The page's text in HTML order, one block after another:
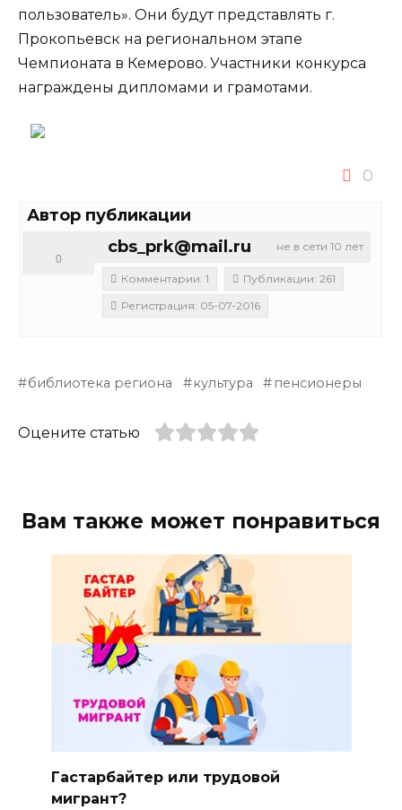
пользователь». Они будут представлять г.
Прокопьевск на региональном этапе
Чемпионата в Кемерово. Участники конкурса
награждены дипломами и грамотами.
0
Автор публикации
не в сети 10 лет
cbs_prk@mail.ru
0
Комментарии: 1
Публикации: 261
Регистрация: 05-07-2016
библиотека региона культура пенсионеры
Оцените статью
Вам также может понравиться
Гастарбайтер или трудовой
мигрант?